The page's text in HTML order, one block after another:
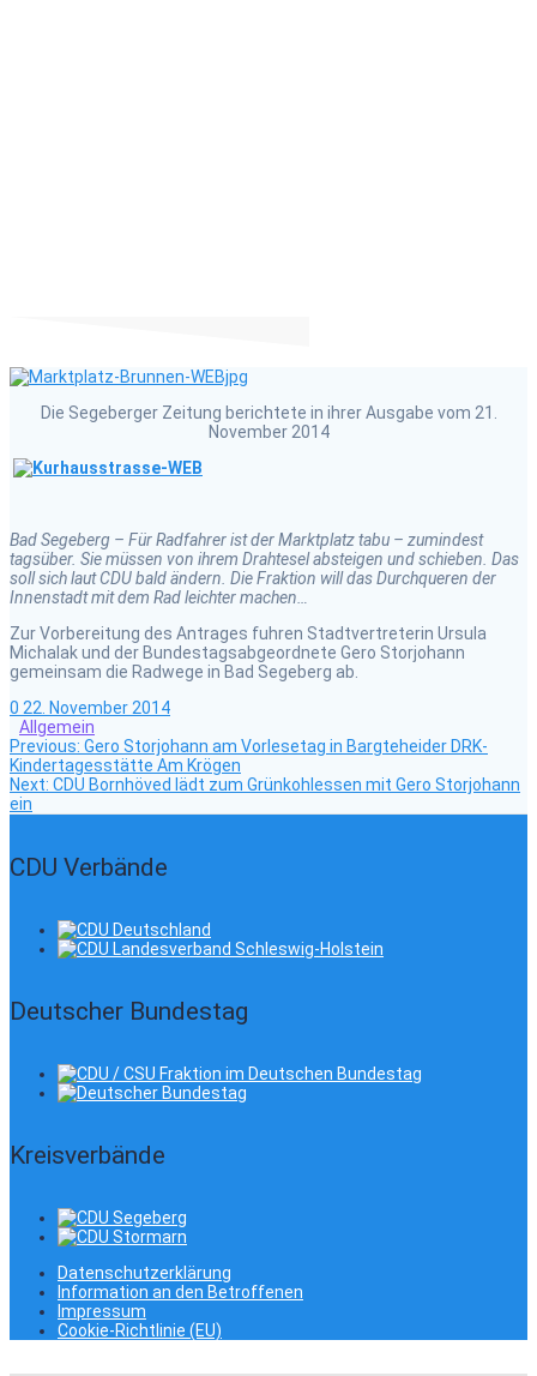
Die Segeberger Zeitung berichtete in ihrer Ausgabe vom 21.
November 2014
Bad Segeberg – Für Radfahrer ist der Marktplatz tabu – zumindest
tagsüber. Sie müssen von ihrem Drahtesel absteigen und schieben. Das
soll sich laut CDU bald ändern. Die Fraktion will das Durchqueren der
Innenstadt mit dem Rad leichter machen…
Zur Vorbereitung des Antrages fuhren Stadtvertreterin Ursula
Michalak und der Bundestagsabgeordnete Gero Storjohann
gemeinsam die Radwege in Bad Segeberg ab.
0 22. November 2014
Allgemein
Beitragsnavigation
Previous: Previous
post:
Gero Storjohann am Vorlesetag in Bargteheider DRK-
Kindertagesstätte Am Krögen
Next: Next
CDU Bornhöved lädt zum Grünkohlessen mit Gero Storjohann
ein
CDU Verbände
Deutscher Bundestag
Kreisverbände
Datenschutzerklärung
Information an den Betroffenen
Impressum
Cookie-Richtlinie (EU)